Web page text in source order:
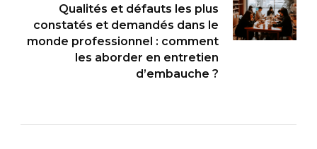
Qualités et défauts les plus
constatés et demandés dans le
monde professionnel : comment
les aborder en entretien
d’embauche ?